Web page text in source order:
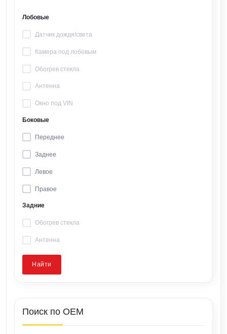
Лобовые
Датчик дождя/света
Камера под лобовым
Обогрев стекла
Антенна
Окно под VIN
Боковые
Переднее
Заднее
Левое
Правое
Задние
Обогрев стекла
Антенна
Найти
Поиск по OEM